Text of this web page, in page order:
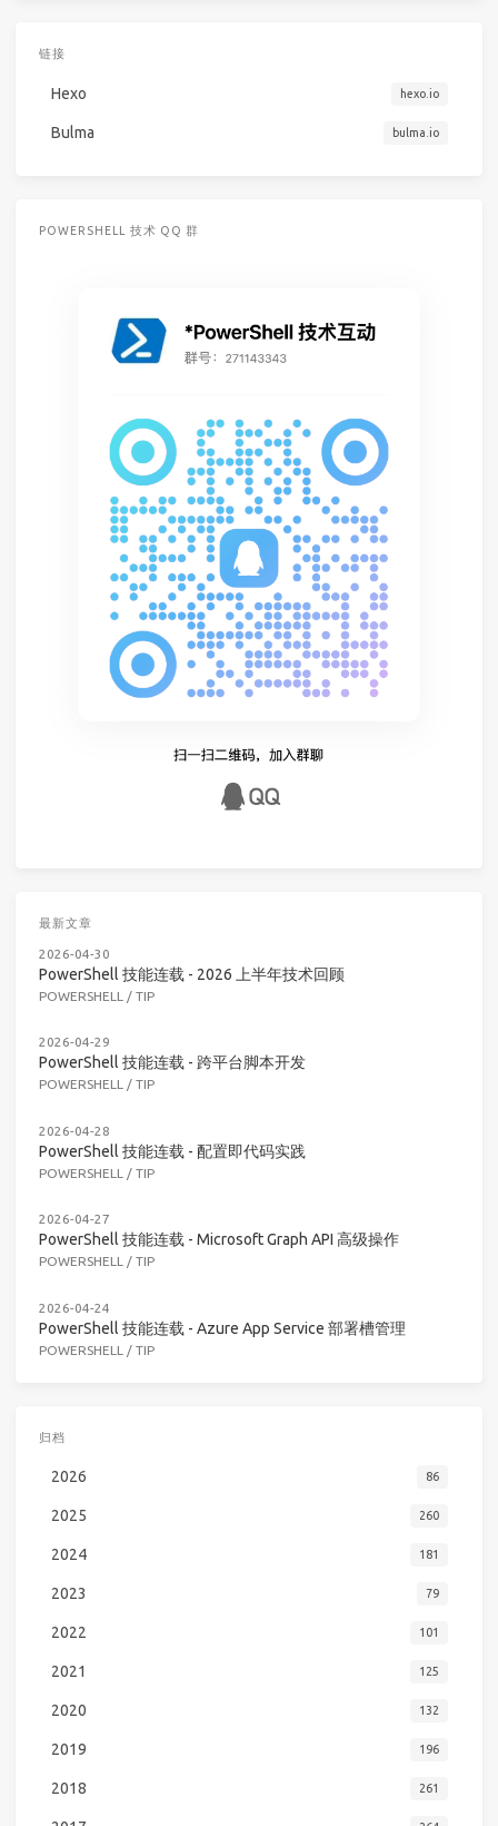
链接
Hexo hexo.io
Bulma bulma.io
POWERSHELL 技术 QQ 群
最新文章
2026-04-30
PowerShell 技能连载 - 2026 上半年技术回顾
POWERSHELL / TIP
2026-04-29
PowerShell 技能连载 - 跨平台脚本开发
POWERSHELL / TIP
2026-04-28
PowerShell 技能连载 - 配置即代码实践
POWERSHELL / TIP
2026-04-27
PowerShell 技能连载 - Microsoft Graph API 高级操作
POWERSHELL / TIP
2026-04-24
PowerShell 技能连载 - Azure App Service 部署槽管理
POWERSHELL / TIP
归档
2026 86
2025 260
2024 181
2023 79
2022 101
2021 125
2020 132
2019 196
2018 261